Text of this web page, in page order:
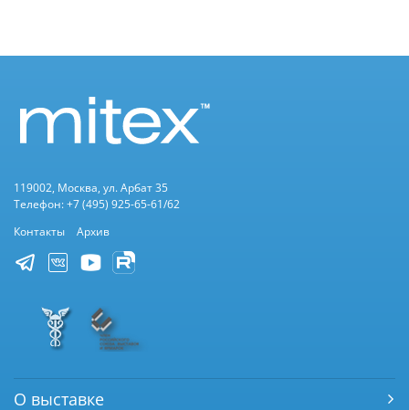
119002, Москва, ул. Арбат 35
Телефон: +7 (495) 925-65-61/62
Контакты
Архив
О выставке